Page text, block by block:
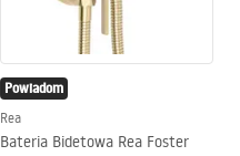
Powiadom
Rea
Bateria Bidetowa Rea Foster